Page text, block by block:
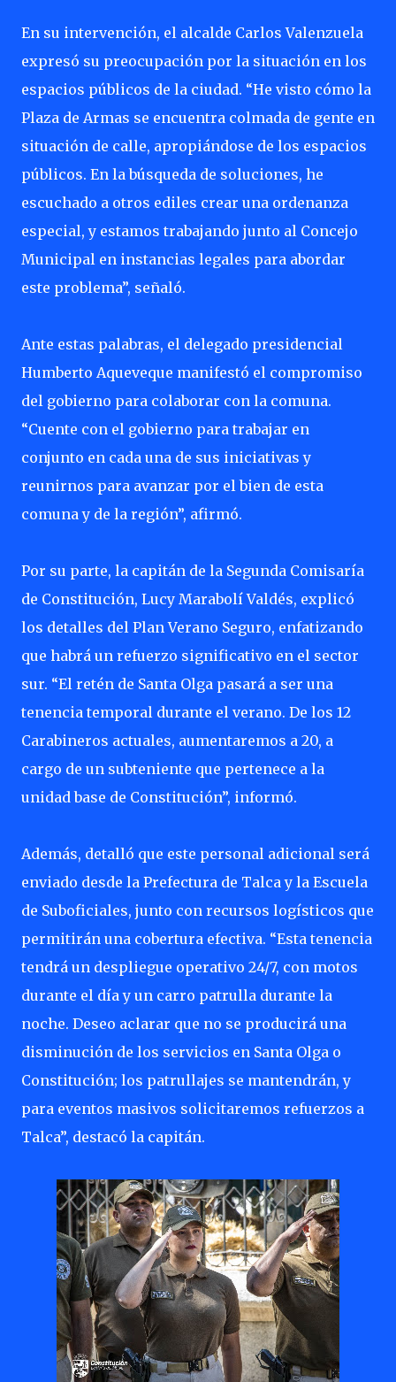
En su intervención, el alcalde Carlos Valenzuela
expresó su preocupación por la situación en los
espacios públicos de la ciudad. “He visto cómo la
Plaza de Armas se encuentra colmada de gente en
situación de calle, apropiándose de los espacios
públicos. En la búsqueda de soluciones, he
escuchado a otros ediles crear una ordenanza
especial, y estamos trabajando junto al Concejo
Municipal en instancias legales para abordar
este problema”, señaló.
Ante estas palabras, el delegado presidencial
Humberto Aqueveque manifestó el compromiso
del gobierno para colaborar con la comuna.
“Cuente con el gobierno para trabajar en
conjunto en cada una de sus iniciativas y
reunirnos para avanzar por el bien de esta
comuna y de la región”, afirmó.
Por su parte, la capitán de la Segunda Comisaría
de Constitución, Lucy Marabolí Valdés, explicó
los detalles del Plan Verano Seguro, enfatizando
que habrá un refuerzo significativo en el sector
sur. “El retén de Santa Olga pasará a ser una
tenencia temporal durante el verano. De los 12
Carabineros actuales, aumentaremos a 20, a
cargo de un subteniente que pertenece a la
unidad base de Constitución”, informó.
Además, detalló que este personal adicional será
enviado desde la Prefectura de Talca y la Escuela
de Suboficiales, junto con recursos logísticos que
permitirán una cobertura efectiva. “Esta tenencia
tendrá un despliegue operativo 24/7, con motos
durante el día y un carro patrulla durante la
noche. Deseo aclarar que no se producirá una
disminución de los servicios en Santa Olga o
Constitución; los patrullajes se mantendrán, y
para eventos masivos solicitaremos refuerzos a
Talca”, destacó la capitán.